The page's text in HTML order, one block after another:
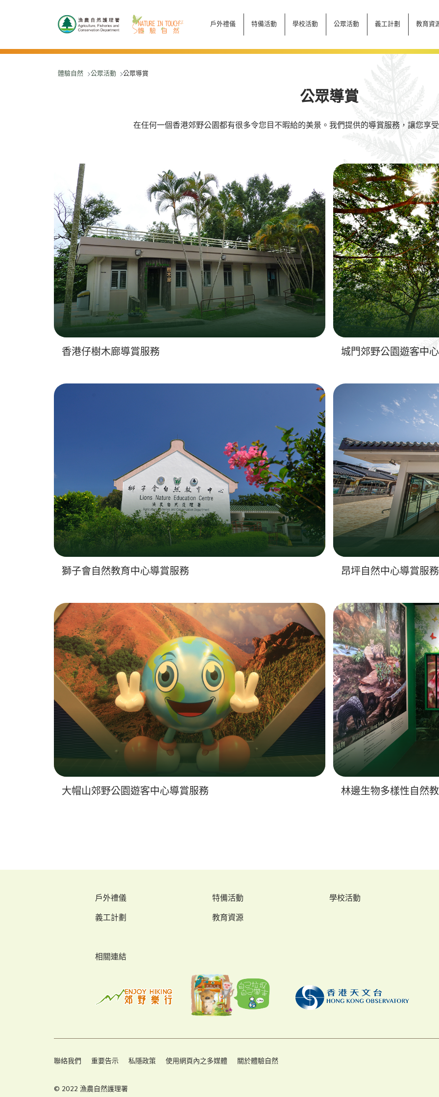
跳至主要內容 戶外禮儀 特備活動 學校活動 公眾活動 義工計劃 教育資
體驗自然 公眾活動 公眾導賞
公眾導賞
在任何一個香港郊野公園都有很多令您目不暇給的美景。我們提供的導賞服務，讓您享
香港仔樹木廊導賞服務 城門郊野公園遊客中
獅子會自然教育中心導賞服務 昂坪自然中心導賞服務
大帽山郊野公園遊客中心導賞服務 林邊生物多樣性自然
戶外禮儀 特備活動
學校活動
義工計劃
教育資源
相關連結
聯絡我們 重要告示 私隱政策 使用網頁內之多媒體 關於體驗自然
© 2022 漁農自然護理署